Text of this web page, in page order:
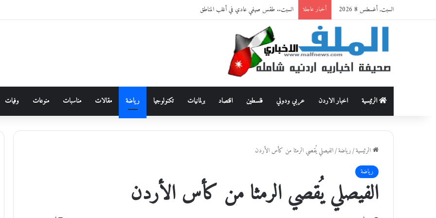
السبت, أغسطس 8 2026 أخبار عاجلة السبت.. طقس صيفي عادي في أغلب المناطق
الرئيسية اخبار الاردن عربي ودولي فلسطين اقتصاد برلمانيات تكنولوجيا رياضة مقالات مناسبات منوعات وفيات
الرئيسية/رياضة/الفيصلي يُقصي الرمثا من كأس الأردن
رياضة
الفيصلي يُقصي الرمثا من كأس الأردن